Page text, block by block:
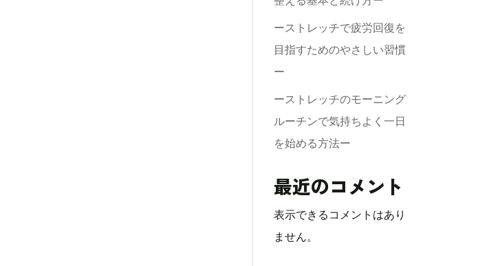
ーストレッチで疲労回復を
目指すためのやさしい習慣
ー
ーストレッチのモーニング
ルーチンで気持ちよく一日
を始める方法ー
最近のコメント
表示できるコメントはあり
ません。